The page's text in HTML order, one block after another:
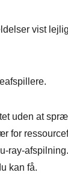
vist
uden at
for
ray-
kan få.